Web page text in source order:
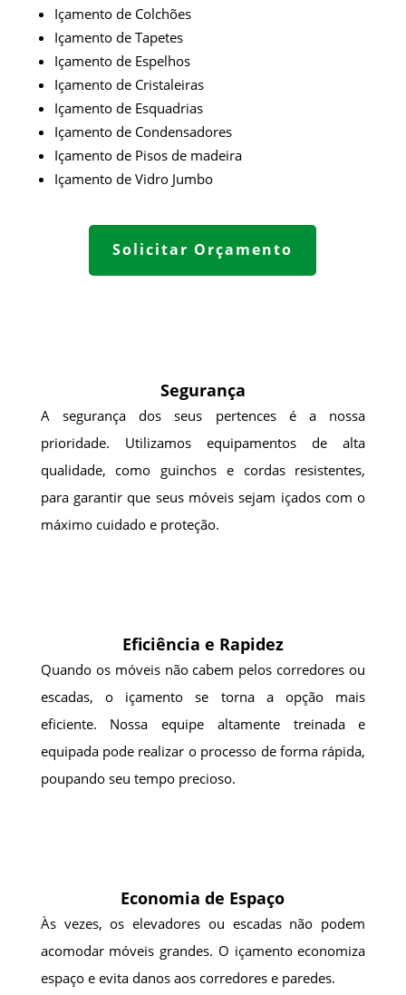
Içamento de Colchões
Içamento de Tapetes
Içamento de Espelhos
Içamento de Cristaleiras
Içamento de Esquadrias
Içamento de Condensadores
Içamento de Pisos de madeira
Içamento de Vidro Jumbo
Solicitar Orçamento
Segurança
A segurança dos seus pertences é a nossa
prioridade. Utilizamos equipamentos de alta
qualidade, como guinchos e cordas resistentes,
para garantir que seus móveis sejam içados com o
máximo cuidado e proteção.
Eficiência e Rapidez
Quando os móveis não cabem pelos corredores ou
escadas, o içamento se torna a opção mais
eficiente. Nossa equipe altamente treinada e
equipada pode realizar o processo de forma rápida,
poupando seu tempo precioso.
Economia de Espaço
Às vezes, os elevadores ou escadas não podem
acomodar móveis grandes. O içamento economiza
espaço e evita danos aos corredores e paredes.